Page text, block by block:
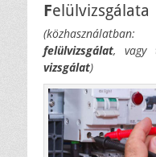
Felülvizsgálata
(közhasználatban:
felülvizsgálat, vagy
vizsgálat)